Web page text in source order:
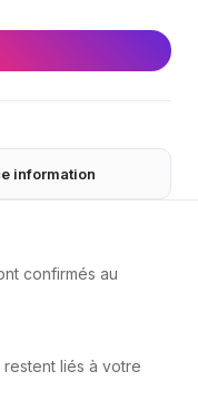
information
confirmés au
liés à votre